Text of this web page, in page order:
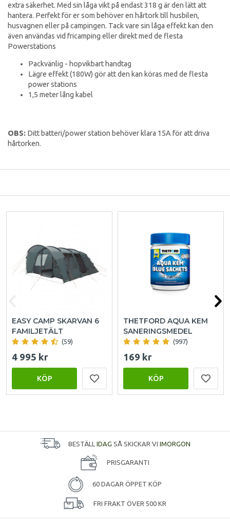
extra säkerhet. Med sin låga vikt på endast 318 g är den lätt att
hantera. Perfekt för er som behöver en hårtork till husbilen,
husvagnen eller på campingen. Tack vare sin låga effekt kan den
även användas vid fricamping eller direkt med de flesta
Powerstations
Packvänlig - hopvikbart handtag
Lägre effekt (180W) gör att den kan köras med de flesta
power stations
1,5 meter lång kabel
OBS: Ditt batteri/power station behöver klara 15A för att driva
hårtorken.
EASY CAMP SKARVAN 6
FAMILJETÄLT
(59)
4 995 kr
KÖP
THETFORD AQUA KEM
SANERINGSMEDEL
(997)
169 kr
KÖP
BESTÄLL IDAG SÅ SKICKAR VI IMORGON
PRISGARANTI
60 DAGAR ÖPPET KÖP
FRI FRAKT ÖVER 500 KR